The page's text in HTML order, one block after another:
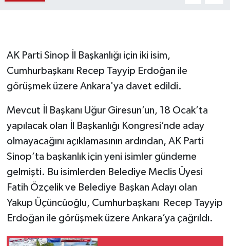
AK Parti Sinop İl Başkanlığı için iki isim,
Cumhurbaşkanı Recep Tayyip Erdoğan ile
görüşmek üzere Ankara'ya davet edildi.
Mevcut İl Başkanı Uğur Giresun’un, 18 Ocak’ta
yapılacak olan İl Başkanlığı Kongresi’nde aday
olmayacağını açıklamasının ardından, AK Parti
Sinop’ta başkanlık için yeni isimler gündeme
gelmişti. Bu isimlerden Belediye Meclis Üyesi
Fatih Özçelik ve Belediye Başkan Adayı olan
Yakup Üçüncüoğlu, Cumhurbaşkanı Recep Tayyip
Erdoğan ile görüşmek üzere Ankara’ya çağrıldı.